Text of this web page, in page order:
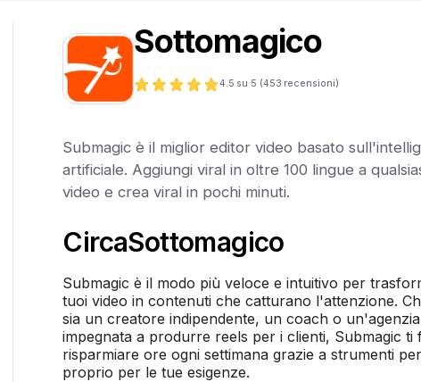
Sottomagico
4.5 su 5 (453 recensioni)
Submagic è il miglior editor video basato
artificiale. Aggiungi viral in oltre 100 lingue a
video e crea viral in pochi minuti.
CircaSottomagico
Submagic è il modo più veloce e intuitivo per
tuoi video in contenuti che catturano l'attenzione.
sia un creatore indipendente, un coach o un'agenzia
impegnata a produrre reels per i clienti, Submagic ti
risparmiare ore ogni settimana grazie a strumenti
proprio per le tue esigenze.